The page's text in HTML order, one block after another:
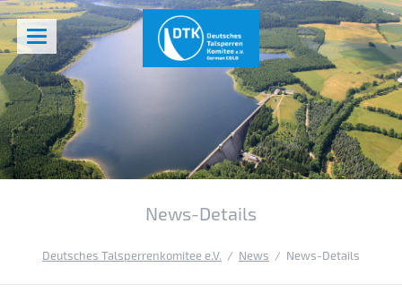
News-Details
Deutsches Talsperrenkomitee e.V. News News-Details